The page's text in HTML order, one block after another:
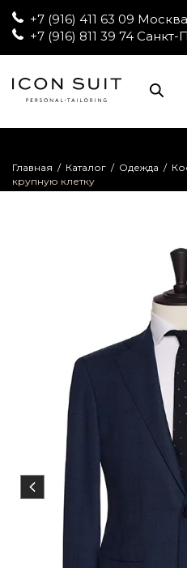
+7 (916) 411 63 09 Москва
+7 (916) 811 39 74
Главная / Каталог / Одежда /
крупную клетку